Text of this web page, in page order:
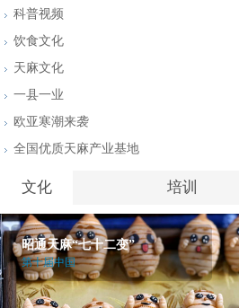
科普视频
饮食文化
天麻文化
一县一业
欧亚寒潮来袭
全国优质天麻产业基地
文化 培训
昭通天麻“七十二变”
第十届中国